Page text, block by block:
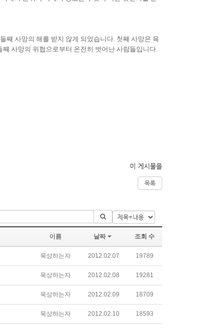
둘째 사망의 해를 받지 않게 되었습니다. 첫째 사망은 육
째 사망의 위협으로부터 온전히 벗어난 사람들입니다.
이 게시물을
목록
이름 날짜 조회 수
묵상하는자 2012.02.07 19789
묵상하는자 2012.02.08 19281
묵상하는자 2012.02.09 18709
묵상하는자 2012.02.10 18593